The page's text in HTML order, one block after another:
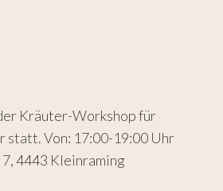
Kräuter-Workshop für
statt. Von: 17:00-19:00 Uhr
4443 Kleinraming